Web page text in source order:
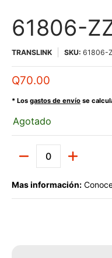
61806-
TRANSLINK SKU: 61806-
Q70.00
* Los gastos de envío se
Agotado
Mas información: